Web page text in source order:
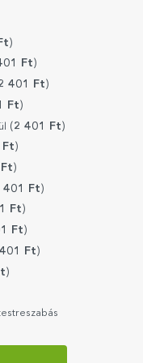
)
Ft )
401 Ft )
Ft)
(2 401 Ft)
Ft )
Ft )
401 Ft)
Ft )
Ft )
Ft )
)